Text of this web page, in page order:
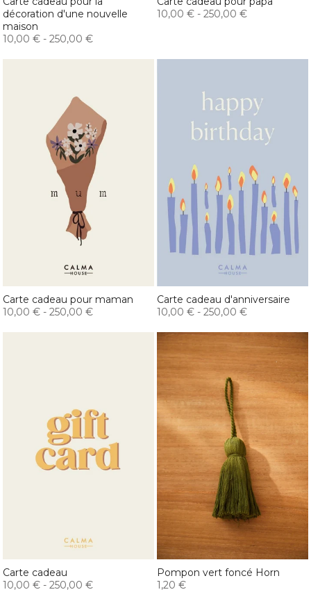
décoration d'une nouvelle
maison
10,00 € - 250,00 €
10,00 € - 250,00 €
Carte cadeau pour maman
10,00 € - 250,00 €
Carte cadeau d'anniversaire
10,00 € - 250,00 €
Carte cadeau
10,00 € - 250,00 €
Pompon vert foncé Horn
1,20 €